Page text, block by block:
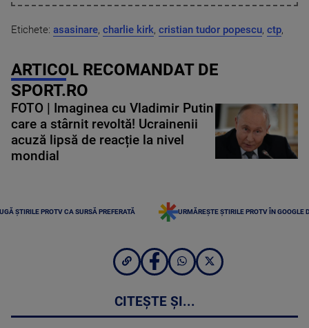
Etichete: asasinare, charlie kirk, cristian tudor popescu, ctp,
ARTICOL RECOMANDAT DE
SPORT.RO
FOTO | Imaginea cu Vladimir Putin
care a stârnit revoltă! Ucrainenii
acuză lipsă de reacție la nivel
mondial
ȘTIRILE PROTV CA SURSĂ PREFERATĂ URMĂREȘTE ȘTIRILE PROTV ÎN GOOGLE
CITEȘTE ȘI...